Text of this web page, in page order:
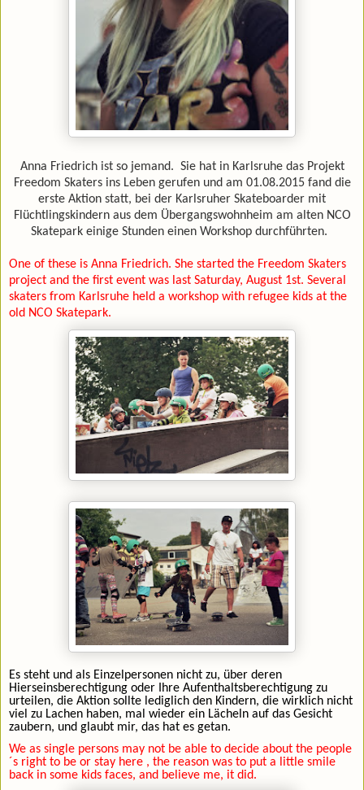
Anna Friedrich ist so jemand. Sie hat in Karlsruhe das Projekt
Freedom Skaters ins Leben gerufen und am 01.08.2015 fand die
erste Aktion statt, bei der Karlsruher Skateboarder mit
Flüchtlingskindern aus dem Übergangswohnheim am alten NCO
Skatepark einige Stunden einen Workshop durchführten.
One of these is Anna Friedrich. She started the Freedom Skaters
project and the first event was last Saturday, August 1st. Several
skaters from Karlsruhe held a workshop with refugee kids at the
old NCO Skatepark.
Es steht und als Einzelpersonen nicht zu, über deren
Hierseinsberechtigung oder Ihre Aufenthaltsberechtigung zu
urteilen, die Aktion sollte lediglich den Kindern, die wirklich nicht
viel zu Lachen haben, mal wieder ein Lächeln auf das Gesicht
zaubern, und glaubt mir, das hat es getan.
We as single persons may not be able to decide about the people
´s right to be or stay here , the reason was to put a little smile
back in some kids faces, and believe me, it did.